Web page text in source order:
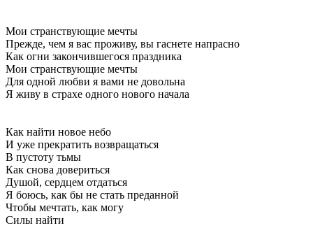
Мои странствующие мечты
Прежде, чем я вас проживу, вы гаснете напрасно
Как огни закончившегося праздника
Мои странствующие мечты
Для одной любви я вами не довольна
Я живу в страхе одного нового начала
Как найти новое небо
И уже прекратить возвращаться
В пустоту тьмы
Как снова довериться
Душой, сердцем отдаться
Я боюсь, как бы не стать преданной
Чтобы мечтать, как могу
Силы найти